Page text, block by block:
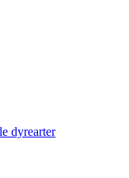
dyrearter